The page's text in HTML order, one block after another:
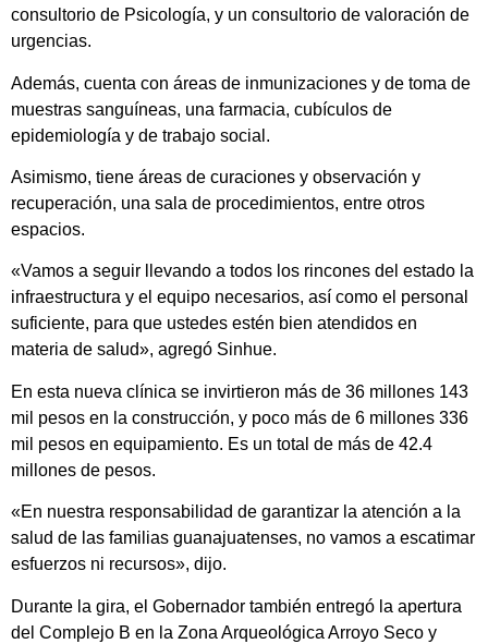
consultorio de Psicología, y un consultorio de valoración de
urgencias.
Además, cuenta con áreas de inmunizaciones y de toma de
muestras sanguíneas, una farmacia, cubículos de
epidemiología y de trabajo social.
Asimismo, tiene áreas de curaciones y observación y
recuperación, una sala de procedimientos, entre otros
espacios.
«Vamos a seguir llevando a todos los rincones del estado la
infraestructura y el equipo necesarios, así como el personal
suficiente, para que ustedes estén bien atendidos en
materia de salud», agregó Sinhue.
En esta nueva clínica se invirtieron más de 36 millones 143
mil pesos en la construcción, y poco más de 6 millones 336
mil pesos en equipamiento. Es un total de más de 42.4
millones de pesos.
«En nuestra responsabilidad de garantizar la atención a la
salud de las familias guanajuatenses, no vamos a escatimar
esfuerzos ni recursos», dijo.
Durante la gira, el Gobernador también entregó la apertura
del Complejo B en la Zona Arqueológica Arroyo Seco y